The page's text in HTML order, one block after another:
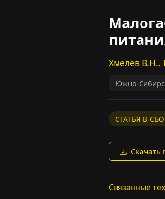
Хмелёв В.Н.,
Южно-
СТАТЬЯ В
Скачать
Связанные